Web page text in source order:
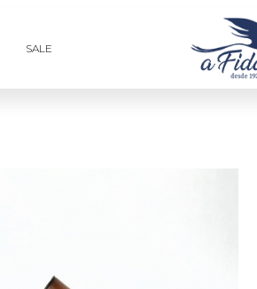
SALE